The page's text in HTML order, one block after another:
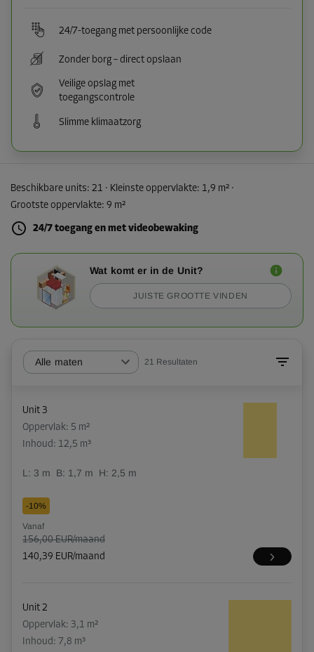
24/7-toegang met persoonlijke code
Zonder borg – direct opslaan
Veilige opslag met
toegangscontrole
Slimme klimaatzorg
Beschikbare units: 21 · Kleinste oppervlakte: 1,9 m² ·
Grootste oppervlakte: 9 m²
24/7 toegang en met videobewaking
Wat komt er in de Unit?
JUISTE GROOTTE VINDEN
Alle maten 21 Resultaten
Unit 3
Oppervlak: 5 m²
Inhoud: 12,5 m³
L: 3 m B: 1,7 m H: 2,5 m
-10%
Vanaf
156,00 EUR/maand
140,39 EUR/maand
Unit 2
Oppervlak: 3,1 m²
Inhoud: 7,8 m³